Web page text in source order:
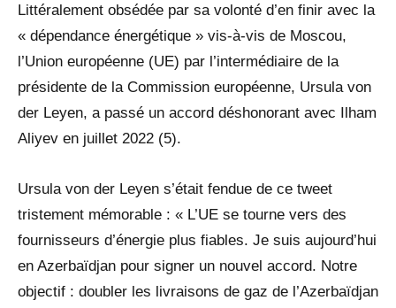
Littéralement obsédée par sa volonté d’en finir avec la
« dépendance énergétique » vis-à-vis de Moscou,
l’Union européenne (UE) par l’intermédiaire de la
présidente de la Commission européenne, Ursula von
der Leyen, a passé un accord déshonorant avec Ilham
Aliyev en juillet 2022 (5).
Ursula von der Leyen s’était fendue de ce tweet
tristement mémorable : « L’UE se tourne vers des
fournisseurs d’énergie plus fiables. Je suis aujourd’hui
en Azerbaïdjan pour signer un nouvel accord. Notre
objectif : doubler les livraisons de gaz de l’Azerbaïdjan